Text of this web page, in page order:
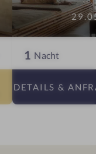
1 Nacht
DETAILS &